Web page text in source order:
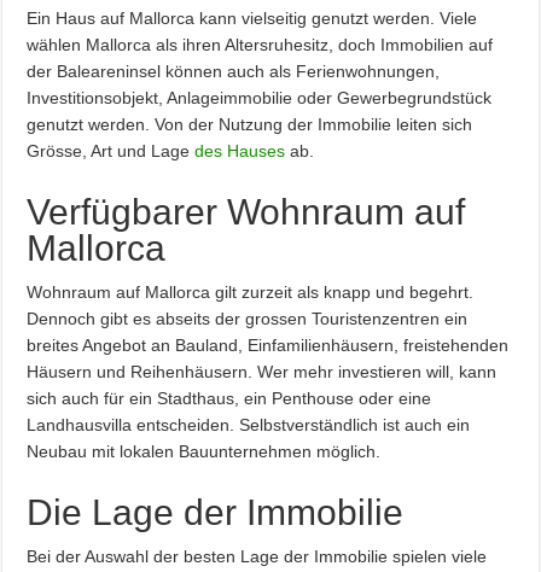
Ein Haus auf Mallorca kann vielseitig genutzt werden. Viele
wählen Mallorca als ihren Altersruhesitz, doch Immobilien auf
der Baleareninsel können auch als Ferienwohnungen,
Investitionsobjekt, Anlageimmobilie oder Gewerbegrundstück
genutzt werden. Von der Nutzung der Immobilie leiten sich
Grösse, Art und Lagedes Hauses ab.
Verfügbarer Wohnraum auf
Mallorca
Wohnraum auf Mallorca gilt zurzeit als knapp und begehrt.
Dennoch gibt es abseits der grossen Touristenzentren ein
breites Angebot an Bauland, Einfamilienhäusern, freistehenden
Häusern und Reihenhäusern. Wer mehr investieren will, kann
sich auch für ein Stadthaus, ein Penthouse oder eine
Landhausvilla entscheiden. Selbstverständlich ist auch ein
Neubau mit lokalen Bauunternehmen möglich.
Die Lage der Immobilie
Bei der Auswahl der besten Lage der Immobilie spielen viele